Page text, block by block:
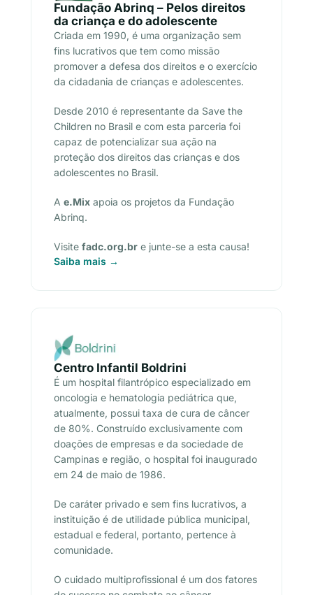
Fundação Abrinq – Pelos direitos
da criança e do adolescente
Criada em 1990, é uma organização sem
fins lucrativos que tem como missão
promover a defesa dos direitos e o exercício
da cidadania de crianças e adolescentes.
Desde 2010 é representante da Save the
Children no Brasil e com esta parceria foi
capaz de potencializar sua ação na
proteção dos direitos das crianças e dos
adolescentes no Brasil.
A e.Mix apoia os projetos da Fundação
Abrinq.
Visite fadc.org.br e junte-se a esta causa!
Saiba mais →
Centro Infantil Boldrini
É um hospital filantrópico especializado em
oncologia e hematologia pediátrica que,
atualmente, possui taxa de cura de câncer
de 80%. Construído exclusivamente com
doações de empresas e da sociedade de
Campinas e região, o hospital foi inaugurado
em 24 de maio de 1986.
De caráter privado e sem fins lucrativos, a
instituição é de utilidade pública municipal,
estadual e federal, portanto, pertence à
comunidade.
O cuidado multiprofissional é um dos fatores